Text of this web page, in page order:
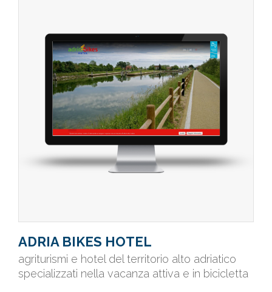
ADRIA BIKES HOTEL
agriturismi e hotel del territorio alto adriatico
specializzati nella vacanza attiva e in bicicletta